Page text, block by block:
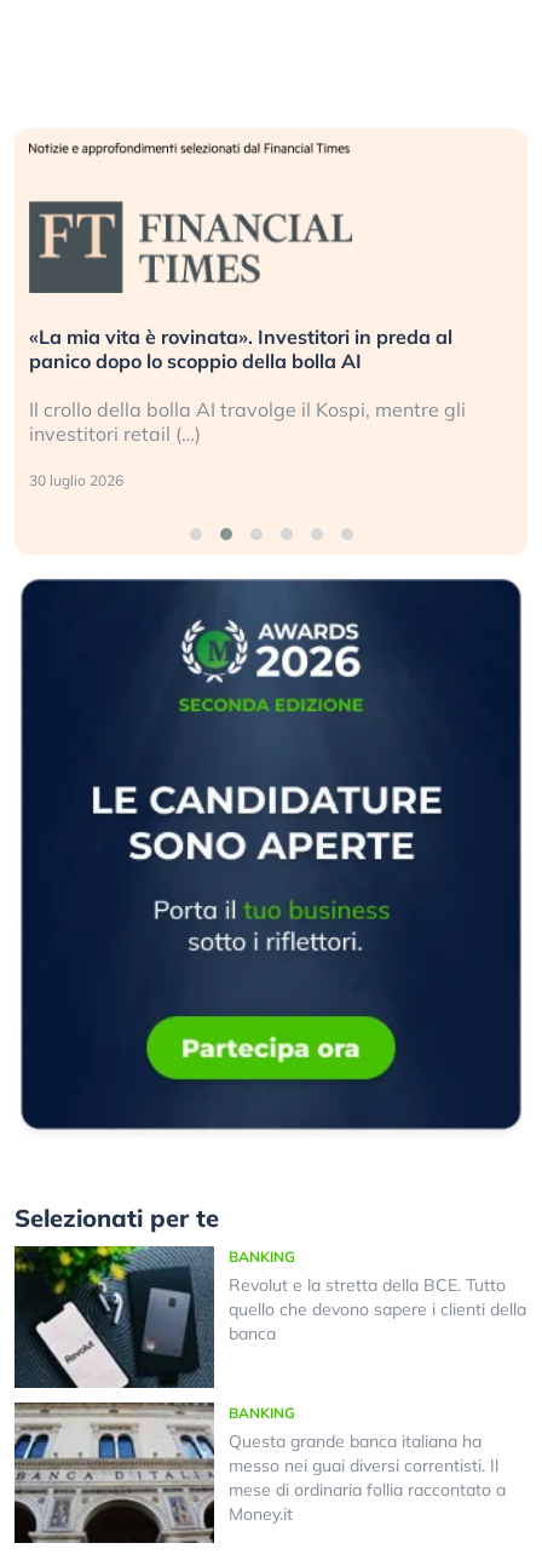
«La mia vita è rovinata». Investitori in preda al
panico dopo lo scoppio della bolla AI
Il crollo della bolla AI travolge il Kospi, mentre gli
investitori retail (…)
30 luglio 2026
Selezionati per te
BANKING
Revolut e la stretta della BCE. Tutto
quello che devono sapere i clienti della
banca
BANKING
Questa grande banca italiana ha
messo nei guai diversi correntisti. Il
mese di ordinaria follia raccontato a
Money.it